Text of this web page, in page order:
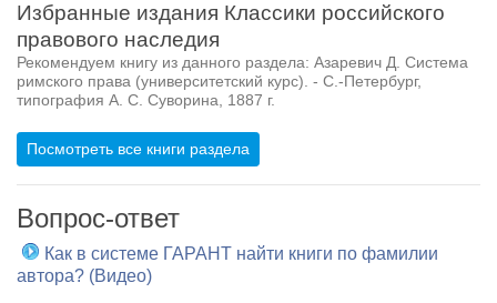
Избранные издания Классики российского
правового наследия
Рекомендуем книгу из данного раздела: Азаревич Д. Система
римского права (университетский курс). - С.-Петербург,
типография А. С. Суворина, 1887 г.
Посмотреть все книги раздела
Вопрос-ответ
Как в системе ГАРАНТ найти книги по фамилии
автора? (Видео)